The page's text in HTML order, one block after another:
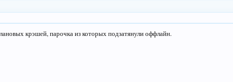
крэшей, парочка из которых подзатянули оффлайн.